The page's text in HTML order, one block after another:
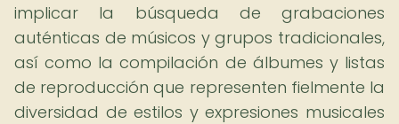
implicar la búsqueda de grabaciones
auténticas de músicos y grupos tradicionales,
así como la compilación de álbumes y listas
de reproducción que representen fielmente la
diversidad de estilos y expresiones musicales